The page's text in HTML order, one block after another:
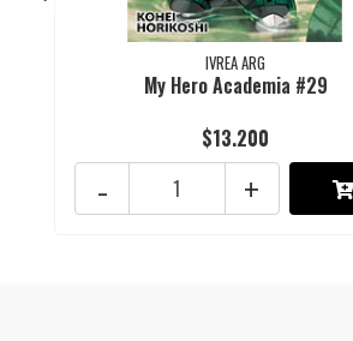
IVREA ARG
My Hero Academia #29
$13.200
+
-